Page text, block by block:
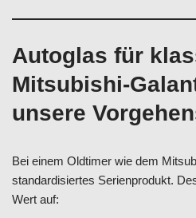
Autoglas für
Mitsubishi-
unsere
Bei einem Oldtimer wie dem
standardisiertes Serienprodukt.
Wert auf: